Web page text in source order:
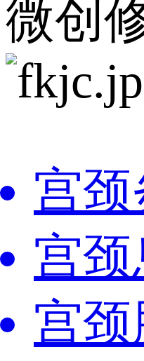
微创
宫颈
宫颈
宫颈